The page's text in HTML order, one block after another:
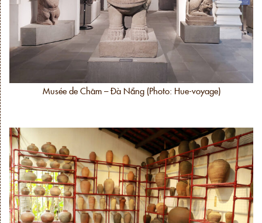
Musée de Chăm – Đà Nẵng (Photo: Hue-voyage)